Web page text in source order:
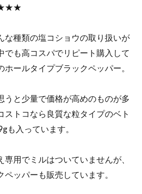
な種類の塩コショウの取り扱いが
でも高コスパでリピート購入して
ホールタイプブラックペッパー。
うと少量で価格が高めのものが多
ストコなら良質な粒タイプのベト
も入っています。
専用でミルはついていませんが、
ペッパーも販売しています。